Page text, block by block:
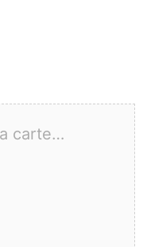
carte…